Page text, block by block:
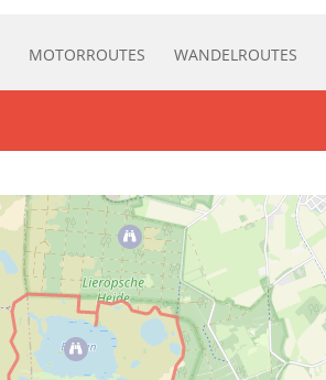
MOTORROUTES WANDELROUTES